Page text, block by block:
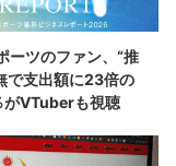
ーツのファン、“推
で支出額に23倍の
VTuberも視聴